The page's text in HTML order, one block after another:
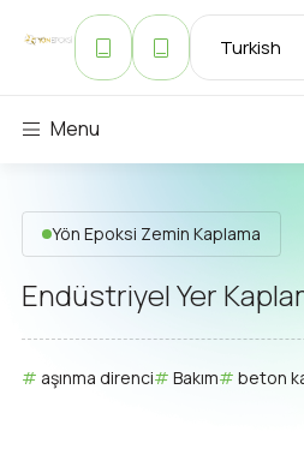
Menu
Yön Epoksi Zemin Kaplama
Endüstriyel Yer
aşınma direnci Bakım beton